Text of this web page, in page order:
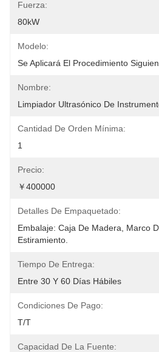
Fuerza:
80kW
Modelo:
Se Aplicará El Procedimiento
Nombre:
Limpiador Ultrasónico De
Cantidad De Orden Mínima:
1
Precio:
￥400000
Detalles De Empaquetado:
Embalaje: Caja De Madera, Marco
Estiramiento.
Tiempo De Entrega:
Entre 30 Y 60 Días Hábiles
Condiciones De Pago:
T/T
Capacidad De La Fuente: